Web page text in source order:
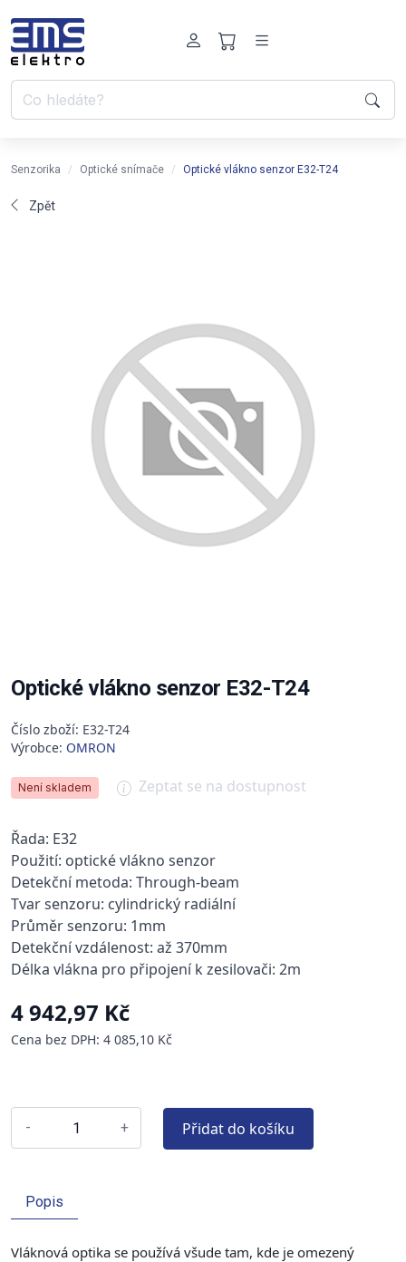
Senzorika Optické snímače Optické vlákno senzor E32-T24
Zpět
Optické vlákno senzor E32-T24
Číslo zboží: E32-T24
Výrobce: OMRON
Není skladem Zeptat se na dostupnost
Řada: E32
Použití: optické vlákno senzor
Detekční metoda: Through-beam
Tvar senzoru: cylindrický radiální
Průměr senzoru: 1mm
Detekční vzdálenost: až 370mm
Délka vlákna pro připojení k zesilovači: 2m
4 942,97 Kč
Cena bez DPH: 4 085,10 Kč
- + Přidat do košíku
Popis
Vláknová optika se používá všude tam, kde je omezený